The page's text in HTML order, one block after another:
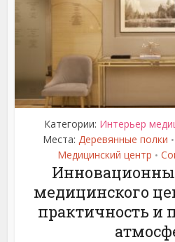
Категории: Интерьер
Места: Деревянные полки •
Медицинский центр •
медицинского
практичность и